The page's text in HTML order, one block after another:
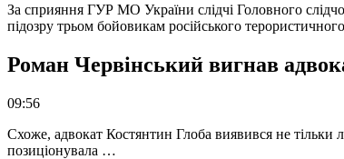
За сприяння ГУР МО України слідчі Головного
підозру трьом бойовикам російського
Роман Червінський вигнав
09:56
Схоже, адвокат Костянтин Глоба виявився не тільки
позиціонувала …